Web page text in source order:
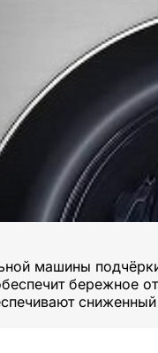
машины
бережное